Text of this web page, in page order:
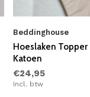
Beddinghouse
Hoeslaken
Katoen
€24,95
Incl. btw